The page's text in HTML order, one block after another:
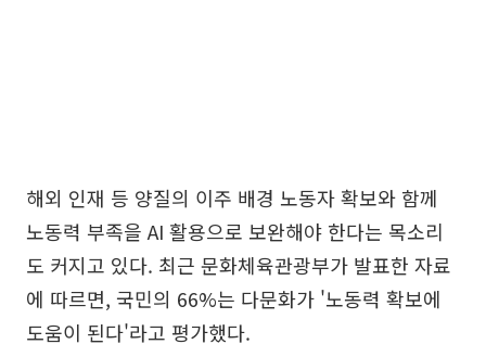
해외 인재 등 양질의 이주 배경 노동자 확보와 함께
노동력 부족을 AI 활용으로 보완해야 한다는 목소리
도 커지고 있다. 최근 문화체육관광부가 발표한 자료
에 따르면, 국민의 66%는 다문화가 '노동력 확보에
도움이 된다'라고 평가했다.